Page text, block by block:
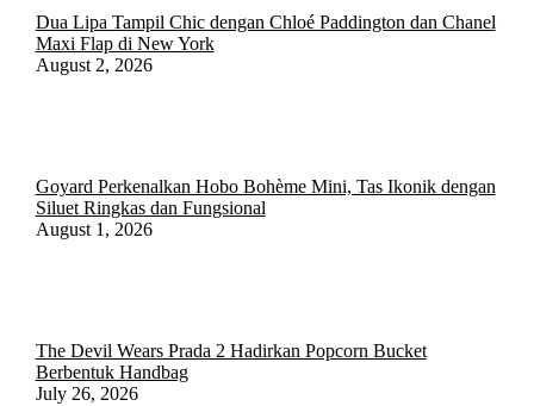
Dua Lipa Tampil Chic dengan Chloé Paddington dan Chanel
Maxi Flap di New York
August 2, 2026
Goyard Perkenalkan Hobo Bohème Mini, Tas Ikonik dengan
Siluet Ringkas dan Fungsional
August 1, 2026
The Devil Wears Prada 2 Hadirkan Popcorn Bucket
Berbentuk Handbag
July 26, 2026